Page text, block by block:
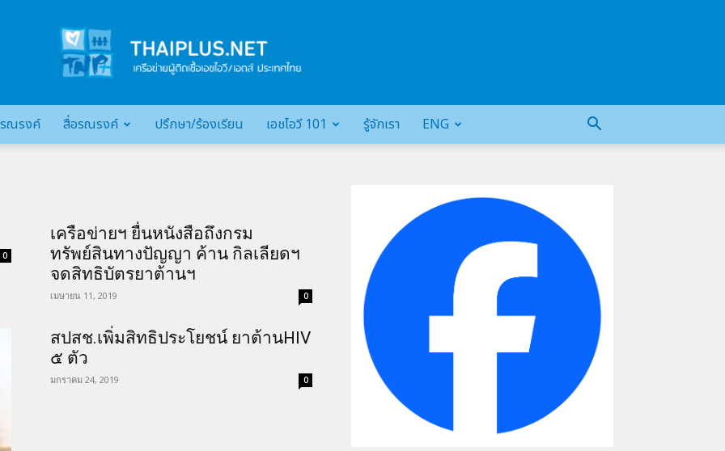
เครือ
ข่าย
ผู้
ณรงค์ สื่อรณรงค์ ปรึกษา/ร้องเรียน เอชไอวี 101 รู้จักเรา ENG
0
เครือข่ายฯ ยื่นหนังสือถึงกรม
ทรัพย์สินทางปัญญา ค้าน กิลเลียดฯ
จดสิทธิบัตรยาต้านฯ
เมษายน 11, 2019 0
สปสช.เพิ่มสิทธิประโยชน์ ยาต้านHIV
๕ ตัว
มกราคม 24, 2019 0